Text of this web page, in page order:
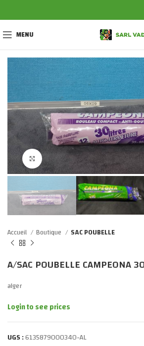
MENU
Click to enlarge
Accueil Boutique SAC POUBELLE
A/SAC POUBELLE CAMPEONA
alger
Login to see prices
UGS :6135879000340-AL